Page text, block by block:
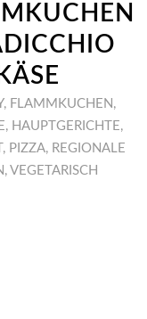
, FLAMMKUCHEN ,
, HAUPTGERICHTE,
, PIZZA, REGIONALE
, VEGETARISCH